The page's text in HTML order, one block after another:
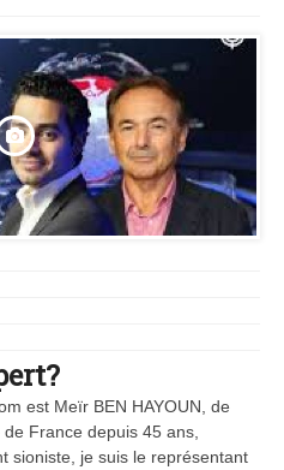
est Meïr BEN HAYOUN, de
France depuis 45 ans,
sioniste, je suis le représentant